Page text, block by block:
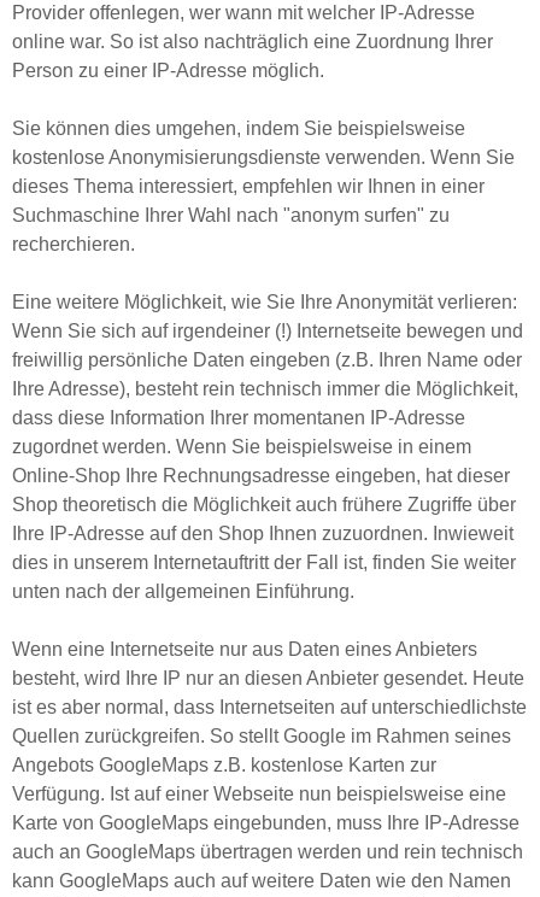
Provider offenlegen, wer wann mit welcher IP-Adresse
online war. So ist also nachträglich eine Zuordnung Ihrer
Person zu einer IP-Adresse möglich.
Sie können dies umgehen, indem Sie beispielsweise
kostenlose Anonymisierungsdienste verwenden. Wenn Sie
dieses Thema interessiert, empfehlen wir Ihnen in einer
Suchmaschine Ihrer Wahl nach "anonym surfen" zu
recherchieren.
Eine weitere Möglichkeit, wie Sie Ihre Anonymität verlieren:
Wenn Sie sich auf irgendeiner (!) Internetseite bewegen und
freiwillig persönliche Daten eingeben (z.B. Ihren Name oder
Ihre Adresse), besteht rein technisch immer die Möglichkeit,
dass diese Information Ihrer momentanen IP-Adresse
zugordnet werden. Wenn Sie beispielsweise in einem
Online-Shop Ihre Rechnungsadresse eingeben, hat dieser
Shop theoretisch die Möglichkeit auch frühere Zugriffe über
Ihre IP-Adresse auf den Shop Ihnen zuzuordnen. Inwieweit
dies in unserem Internetauftritt der Fall ist, finden Sie weiter
unten nach der allgemeinen Einführung.
Wenn eine Internetseite nur aus Daten eines Anbieters
besteht, wird Ihre IP nur an diesen Anbieter gesendet. Heute
ist es aber normal, dass Internetseiten auf unterschiedlichste
Quellen zurückgreifen. So stellt Google im Rahmen seines
Angebots GoogleMaps z.B. kostenlose Karten zur
Verfügung. Ist auf einer Webseite nun beispielsweise eine
Karte von GoogleMaps eingebunden, muss Ihre IP-Adresse
auch an GoogleMaps übertragen werden und rein technisch
kann GoogleMaps auch auf weitere Daten wie den Namen